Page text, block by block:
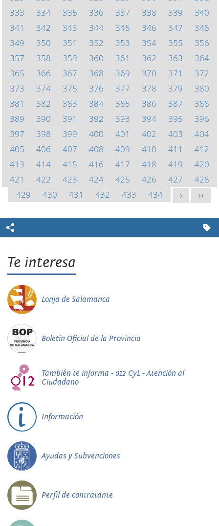
333
334 335 336 337 338 339
340
341
342 343 344 345 346 347
348
349
350 351 352 353 354 355
356
357
358 359 360 361 362 363
364
365
366 367 368 369 370 371
372
373
374 375 376 377 378 379
380
381
382 383 384 385 386 387
388
389
390 391 392 393 394 395
396
397
398 399 400 401 402 403
404
405
406 407 408 409 410 411
412
413
414 415 416 417 418 419
420
421
422 423 424 425 426 427
428
429
430 431 432 433 434 > >>
Te interesa
Lonja de Salamanca
Boletín Oficial de la Provincia
También te informa - 012 CyL - Atención al
Ciudadano
Información
Ayudas y Subvenciones
Perfil de contratante